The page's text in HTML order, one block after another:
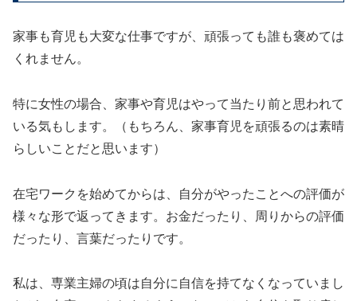
家事も育児も大変な仕事ですが、頑張っても誰も褒めては
くれません。
特に女性の場合、家事や育児はやって当たり前と思われて
いる気もします。（もちろん、家事育児を頑張るのは素晴
らしいことだと思います）
在宅ワークを始めてからは、自分がやったことへの評価が
様々な形で返ってきます。お金だったり、周りからの評価
だったり、言葉だったりです。
私は、専業主婦の頃は自分に自信を持てなくなっていまし